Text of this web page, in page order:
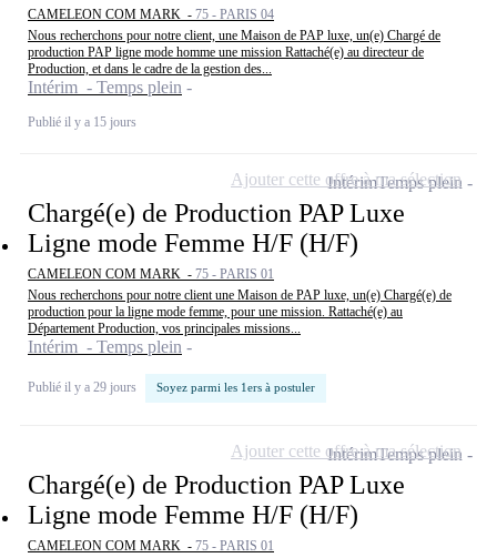
CAMELEON COM MARK - 75 - PARIS 04
Nous recherchons pour notre client, une Maison de PAP luxe, un(e) Chargé de
production PAP ligne mode homme une mission Rattaché(e) au directeur de
Production, et dans le cadre de la gestion des...
Intérim - Temps plein
Publié il y a 15 jours
Chargé(e) de Production PAP Luxe
Ligne mode Femme H/F (H/F)
CAMELEON COM MARK - 75 - PARIS 01
Nous recherchons pour notre client une Maison de PAP luxe, un(e) Chargé(e) de
production pour la ligne mode femme, pour une mission. Rattaché(e) au
Département Production, vos principales missions...
Intérim - Temps plein
Publié il y a 29 jours Soyez parmi les 1ers à postuler
IntérimTemps plein
Ajouter cette offre à ma sélection
Chargé(e) de Production PAP Luxe
Ligne mode Femme H/F (H/F)
CAMELEON COM MARK - 75 - PARIS 01
IntérimTemps plein
Ajouter cette offre à ma sélection